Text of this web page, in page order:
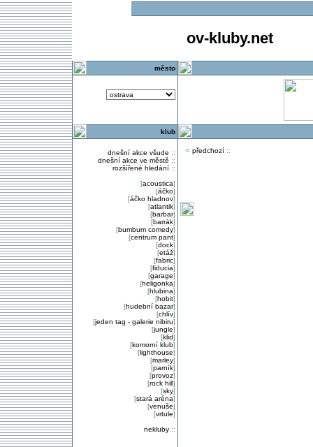
ov-kluby.net
město
klub
dnešní akce všude ::
dnešní akce ve městě ::
rozšířené hledání::
[acoustica]
[áčko]
[áčko hladnov]
[atlantik]
[barbar]
[barrák]
[bumbum comedy]
[centrum pant]
[dock]
[etáž]
[fabric]
[fiducia]
[garage]
[heligonka]
[hlubina]
[hobit]
[hudební bazar]
[chlív]
[jeden tag - galerie nibiru]
[jungle]
[klid]
[komorní klub]
[lighthouse]
[marley]
[parník]
[provoz]
[rock hill]
[sky]
[stará aréna]
[venuše]
[vrtule]
nekluby::
< předchozí::